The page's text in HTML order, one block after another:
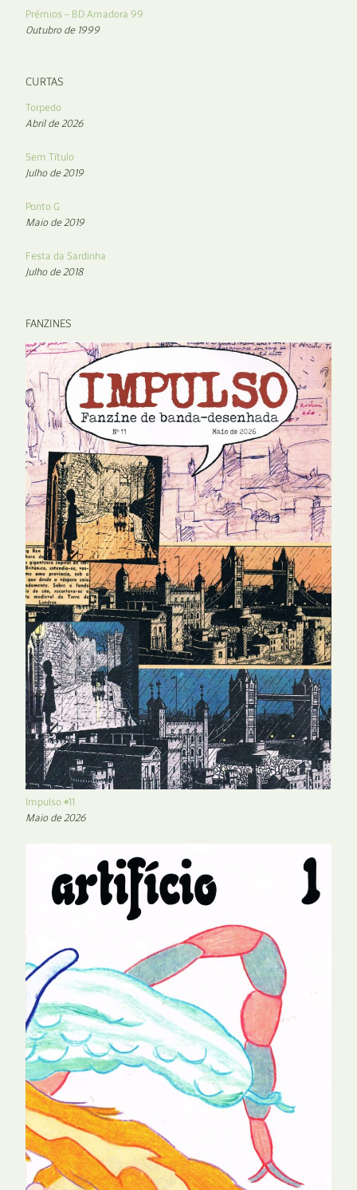
Prémios – BD Amadora 99
Outubro de 1999
CURTAS
Torpedo
Abril de 2026
Sem Título
Julho de 2019
Ponto G
Maio de 2019
Festa da Sardinha
Julho de 2018
FANZINES
Impulso #11
Maio de 2026